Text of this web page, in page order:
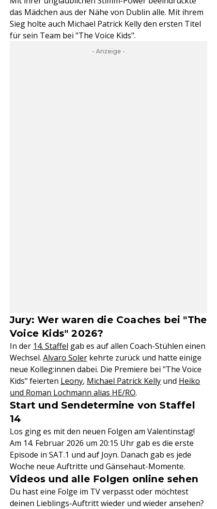
das Mädchen aus der Nähe von Dublin alle. Mit ihrem
Sieg holte auch Michael Patrick Kelly den ersten Titel
für sein Team bei "The Voice Kids".
- Anzeige -
Jury: Wer waren die Coaches bei "The
Voice Kids" 2026?
In der 14. Staffel gab es auf allen Coach-Stühlen einen
Wechsel. Alvaro Soler kehrte zurück und hatte einige
neue Kolleg:innen dabei. Die Premiere bei "The Voice
Kids" feierten Leony, Michael Patrick Kelly und Heiko
und Roman Lochmann alias HE/RO.
Start und Sendetermine von Staffel
14
Los ging es mit den neuen Folgen am Valentinstag!
Am 14. Februar 2026 um 20:15 Uhr gab es die erste
Episode in SAT.1 und auf Joyn. Danach gab es jede
Woche neue Auftritte und Gänsehaut-Momente.
Videos und alle Folgen online sehen
Du hast eine Folge im TV verpasst oder möchtest
deinen Lieblings-Auftritt wieder und wieder ansehen?